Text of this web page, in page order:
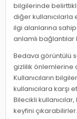
bilgilerinde
diğer
ilgi alanlarına
anlamlı
Bedava görüntülü
gizlilik önlemlerine
Kullanıcıların
kullanıcılara karşı
Bilecikli
keyfini çıkarabilirler.